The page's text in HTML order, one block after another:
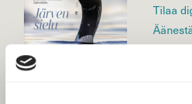
Tilaa
Tilaa